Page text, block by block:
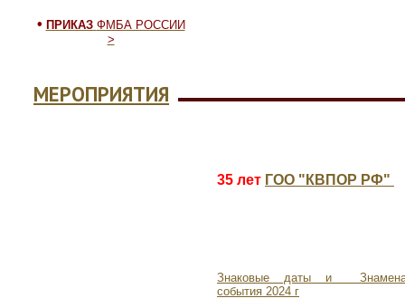
• ПРИКАЗ ФМБА РОССИИ
>
МЕРОПРИЯТИЯ
35 лет ГОО "КВПОР РФ"
Знаковые даты и
события 2024 г